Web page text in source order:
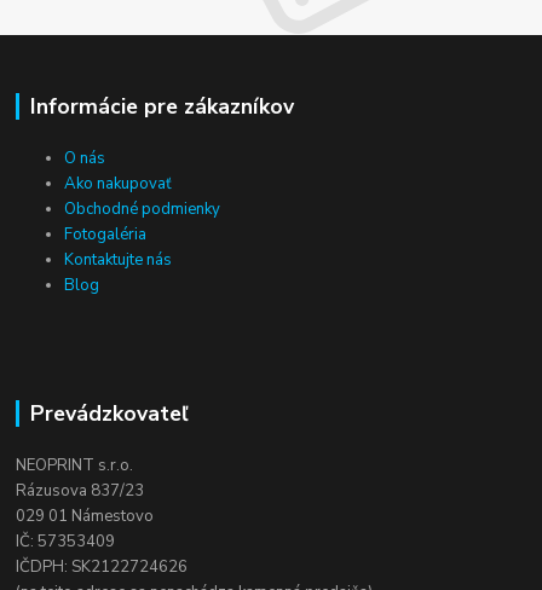
Informácie pre zákazníkov
O nás
Ako nakupovať
Obchodné podmienky
Fotogaléria
Kontaktujte nás
Blog
Prevádzkovateľ
NEOPRINT s.r.o.
Rázusova 837/23
029 01 Námestovo
IČ: 57353409
IČDPH: SK2122724626